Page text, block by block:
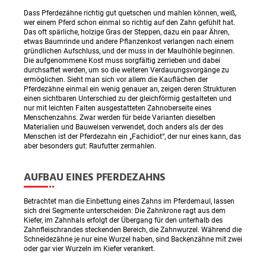
Dass Pferdezähne richtig gut quetschen und mahlen können, weiß,
wer einem Pferd schon einmal so richtig auf den Zahn gefühlt hat.
Das oft spärliche, holzige Gras der Steppen, dazu ein paar Ähren,
etwas Baumrinde und andere Pflanzenkost verlangen nach einem
gründlichen Aufschluss, und der muss in der Maulhöhle beginnen.
Die aufgenommene Kost muss sorgfältig zerrieben und dabei
durchsaftet werden, um so die weiteren Verdauungsvorgänge zu
ermöglichen. Sieht man sich vor allem die Kauflächen der
Pferdezähne einmal ein wenig genauer an, zeigen deren Strukturen
einen sichtbaren Unterschied zu der gleichförmig gestalteten und
nur mit leichten Falten ausgestatteten Zahnoberseite eines
Menschenzahns. Zwar werden für beide Varianten dieselben
Materialien und Bauweisen verwendet, doch anders als der des
Menschen ist der Pferdezahn ein „Fachidiot“, der nur eines kann, das
aber besonders gut: Raufutter zermahlen.
AUFBAU EINES PFERDEZAHNS
Betrachtet man die Einbettung eines Zahns im Pferdemaul, lassen
sich drei Segmente unterscheiden: Die Zahnkrone ragt aus dem
Kiefer, im Zahnhals erfolgt der Übergang für den unterhalb des
Zahnfleischrandes steckenden Bereich, die Zahnwurzel. Während die
Schneidezähne je nur eine Wurzel haben, sind Backenzähne mit zwei
oder gar vier Wurzeln im Kiefer verankert.